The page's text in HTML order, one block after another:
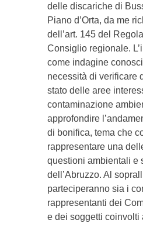
delle discariche di
Piano d’Orta, da me
dell’art. 145 del
Consiglio regionale.
come indagine
necessità di verificare
stato delle aree
contaminazione
approfondire
di bonifica, tema che
rappresentare una
questioni ambientali e
dell’Abruzzo. Al
parteciperanno sia i
rappresentanti dei
e dei soggetti coinvolti